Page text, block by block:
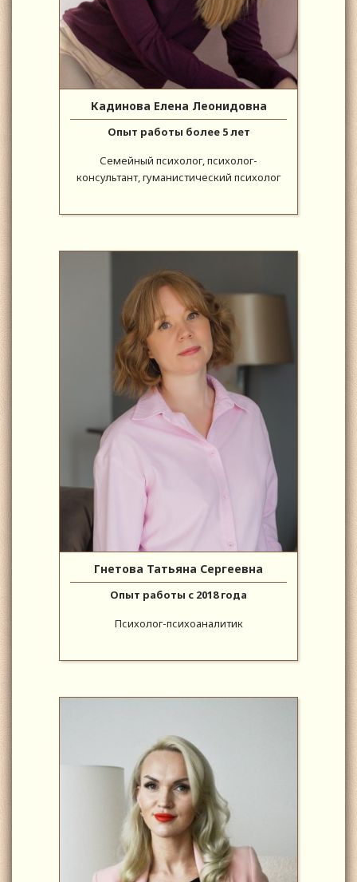
Кадинова Елена Леонидовна
Опыт работы более 5 лет
Семейный психолог, психолог-
консультант, гуманистический психолог
Гнетова Татьяна Сергеевна
Опыт работы с 2018 года
Психолог-психоаналитик